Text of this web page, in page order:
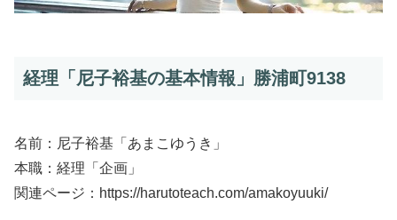
経理「尼子裕基の基本情報」勝浦町9138
名前：尼子裕基「あまこゆうき」
本職：経理「企画」
関連ページ：https://harutoteach.com/amakoyuuki/